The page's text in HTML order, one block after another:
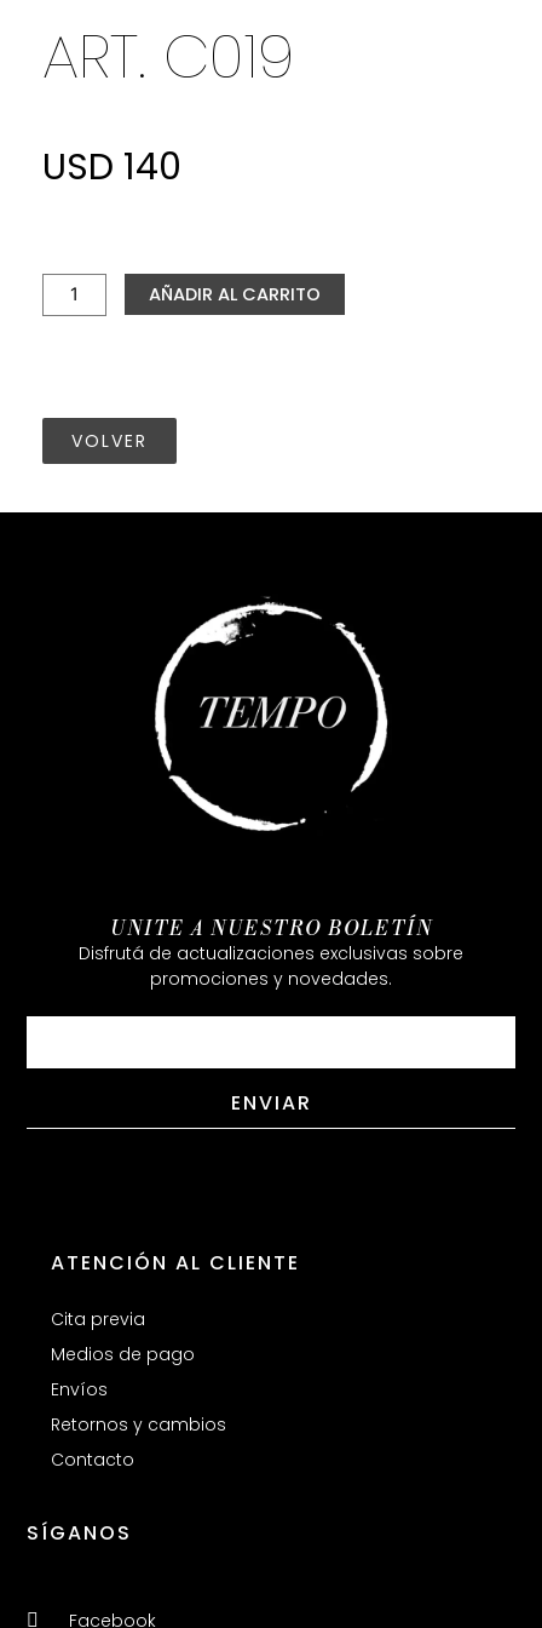
ART. C019
USD 140
cantidad
AÑADIR AL CARRITO
VOLVER
UNITE A NUESTRO BOLETÍN
Disfrutá de actualizaciones exclusivas sobre
promociones y novedades.
ENVIAR
ATENCIÓN AL CLIENTE
Cita previa
Medios de pago
Envíos
Retornos y cambios
Contacto
SÍGANOS
Facebook